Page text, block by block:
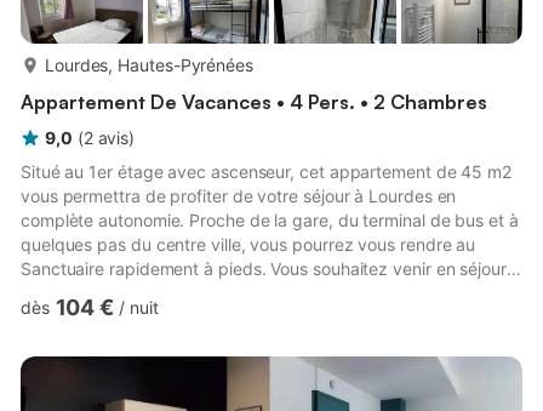
Lourdes, Hautes-Pyrénées
Appartement De Vacances • 4 Pers. • 2 Chambres
9,0 (2 avis)
Situé au 1er étage avec ascenseur, cet appartement de 45 m2
vous permettra de profiter de votre séjour à Lourdes en
complète autonomie. Proche de la gare, du terminal de bus et à
quelques pas du centre ville, vous pourrez vous rendre au
Sanctuaire rapidement à pieds. Vous souhaitez venir en séjour
à la location courte durée dans ce même établissement.
dès 104 € / nuit